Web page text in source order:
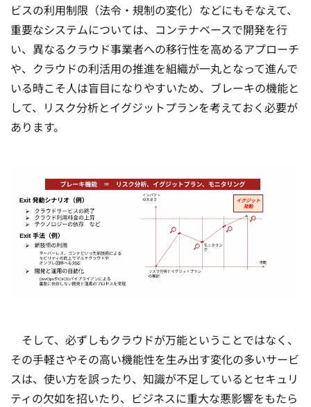
ビスの利用制限（法令・規制の変化）などにもそなえて、
重要なシステムについては、コンテナベースで開発を行
い、異なるクラウド事業者への移行性を高めるアプローチ
や、クラウドの利活用の推進を組織が一丸となって進んで
いる時こそ人は盲目になりやすいため、ブレーキの機能と
して、リスク分析とイグジットプランを考えておく必要が
あります。
そして、必ずしもクラウドが万能ということではなく、
その手軽さやその高い機能性を生み出す変化の多いサービ
スは、使い方を誤ったり、知識が不足しているとセキュリ
ティの欠如を招いたり、ビジネスに重大な悪影響をもたら